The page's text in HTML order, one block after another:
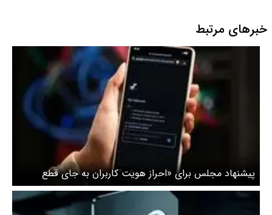
خبرهای مرتبط
پیشنهاد مجلس برای «احراز هویت کاربران به جای قطع
اینترنت»